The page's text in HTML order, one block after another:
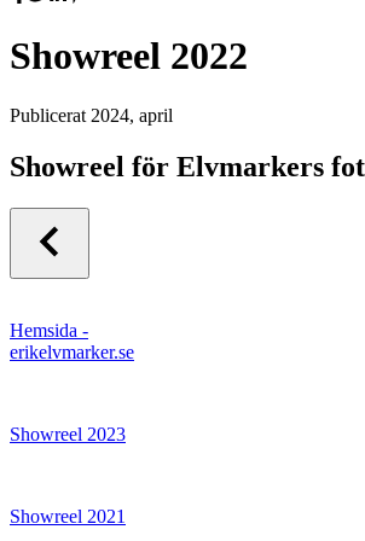
Showreel 2022
Publicerat 2024, april
Showreel för Elvmarkers
Hemsida -
erikelvmarker.se
Showreel 2023
Showreel 2021